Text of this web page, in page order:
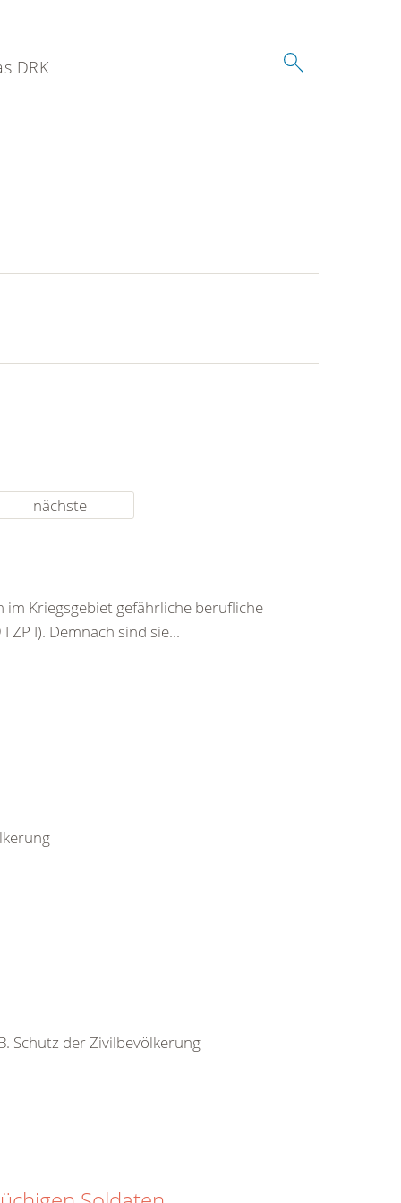
DRK
nächste
im Kriegsgebiet gefährliche berufliche
I). Demnach sind sie...
Schutz der Zivilbevölkerung